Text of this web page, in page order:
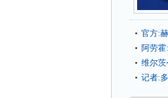
官方:
阿劳
维尔
记者: